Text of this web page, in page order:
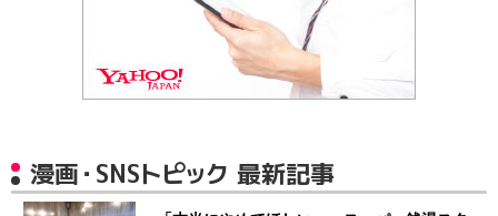
漫画・SNSトピック 最新記事